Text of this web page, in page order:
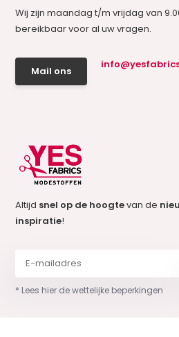
Wij zijn maandag t/m vrijdag van
bereikbaar voor al uw vragen.
Mail ons
Altijd snel op de hoogtevan de
inspiratie!
* Lees hier de wettelijke beperkingen